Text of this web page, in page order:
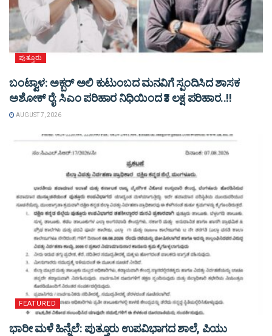
ಪುತ್ತೂರು
ಬಂಟ್ವಾಳ: ಅಕ್ಬರ್ ಅಲಿ ಕುಟುಂಬದ ಮನವಿಗೆ ಸ್ಪಂದಿಸಿದ ಶಾಸಕ
ಅಶೋಕ್ ರೈ: ಸಿಎಂ ಪರಿಹಾರ ನಿಧಿಯಿಂದ ₹3 ಲಕ್ಷ ಪರಿಹಾರ..!!
AUGUST 7, 2026
FEATURED
ಭಾರೀ ಮಳೆ ಹಿನ್ನೆಲೆ: ಪುತ್ತೂರು ಉಪವಿಭಾಗದ ಶಾಲೆ, ಪಿಯು